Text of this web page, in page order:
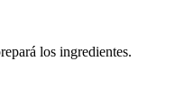
los ingredientes.